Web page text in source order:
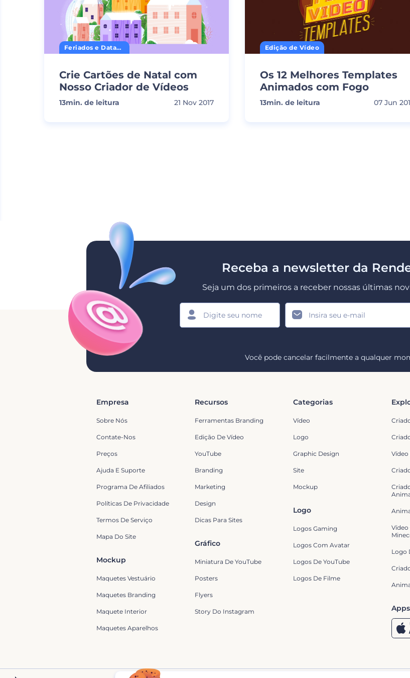
Feriados e Datas Comemorativas
Crie Cartões de Natal com
Nosso Criador de Vídeos
13min. de leitura 21 Nov 2017
Edição de Vídeo
Os 12 Melhores Templates
Animados com Fogo
13min. de leitura 07 Jun
Receba a newsletter da
Seja um dos primeiros a receber nossas últimas
Você pode cancelar facilmente a qualquer
Empresa
Sobre Nós
Contate-Nos
Preços
Ajuda E Suporte
Programa De Afiliados
Políticas De Privacidade
Termos De Serviço
Mapa Do Site
Mockup
Maquetes Vestuário
Maquetes Branding
Maquete Interior
Maquetes Aparelhos
Recursos
Ferramentas Branding
Edição De Vídeo
YouTube
Branding
Marketing
Design
Dicas Para Sites
Gráfico
Miniatura De YouTube
Posters
Flyers
Story Do Instagram
Categorias
Vídeo
Logo
Graphic Design
Site
Mockup
Logo
Logos Gaming
Logos Com Avatar
Logos De YouTube
Logos De Filme
Vídeo
Logo